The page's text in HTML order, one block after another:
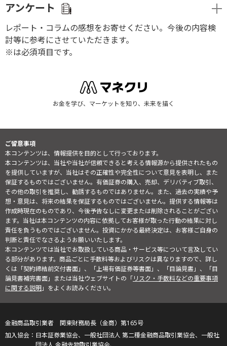
アンケート
レポート・コラムの感想をお寄せください。今後の内容検
討等に参考にさせていただきます。
※は必須項目です。
お金を学び、マーケットを知り、未来を描く
ご留意事項
本コンテンツは、情報提供を目的として行っております。
本コンテンツは、当社や当社が信頼できると考える情報源から提供されたもの
を提供していますが、当社はその正確性や完全性について意見を表明し、また
保証するものではございません。有価証券の購入、売却、デリバティブ取引、
その他の取引を推奨し、勧誘するものではありません。また、過去の実績や予
想・意見は、将来の結果を保証するものではございません。提供する情報等は
作成時現在のものであり、今後予告なしに変更または削除されることがござい
ます。当社は本コンテンツの内容に依拠してお客様が取った行動の結果に対し
責任を負うものではございません。投資にかかる最終決定は、お客様ご自身の
判断と責任でなさるようお願いいたします。
本コンテンツでは当社でお取扱している商品・サービス等について言及してい
る部分があります。商品ごとに手数料等およびリスクは異なりますので、詳し
くは「契約締結前交付書面」、「上場有価証券等書面」、「目論見書」、「目
論見書補完書面」または当社ウェブサイトの「リスク・手数料などの重要事項
に関する説明」をよくお読みください。
金融商品取引業者 関東財務局長（金商）第165号
日本証券業協会、一般社団法人 第二種金融商品取引業協会、一般社